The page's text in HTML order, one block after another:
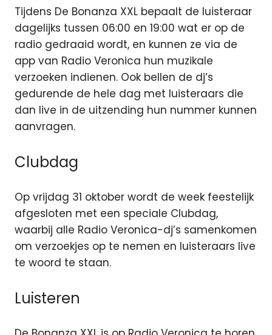
Tijdens De Bonanza XXL bepaalt de luisteraar
dagelijks tussen 06:00 en 19:00 wat er op de
radio gedraaid wordt, en kunnen ze via de
app van Radio Veronica hun muzikale
verzoeken indienen. Ook bellen de dj’s
gedurende de hele dag met luisteraars die
dan live in de uitzending hun nummer kunnen
aanvragen.
Clubdag
Op vrijdag 31 oktober wordt de week feestelijk
afgesloten met een speciale Clubdag,
waarbij alle Radio Veronica-dj’s samenkomen
om verzoekjes op te nemen en luisteraars live
te woord te staan.
Luisteren